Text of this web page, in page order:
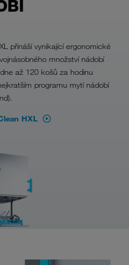
přináší vynikající ergonomické
množství nádobí
až 120 košů za hodinu
programu mytí nádobí
HXL